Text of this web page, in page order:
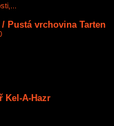
Pustá vrchovina Tarten
Kel-A-Hazr